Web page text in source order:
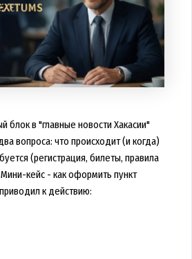
блок в "главные новости Хакасии"
вопроса: что происходит (и когда)
(регистрация, билеты, правила
кейс - как оформить пункт
к действию: